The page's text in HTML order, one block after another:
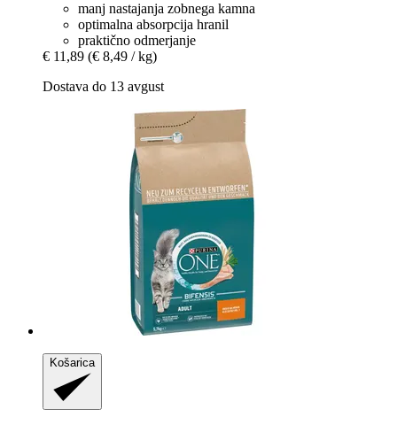
manj nastajanja zobnega kamna
optimalna absorpcija hranil
praktično odmerjanje
€ 11,89 (€ 8,49 / kg)
Dostava do 13 avgust
Košarica